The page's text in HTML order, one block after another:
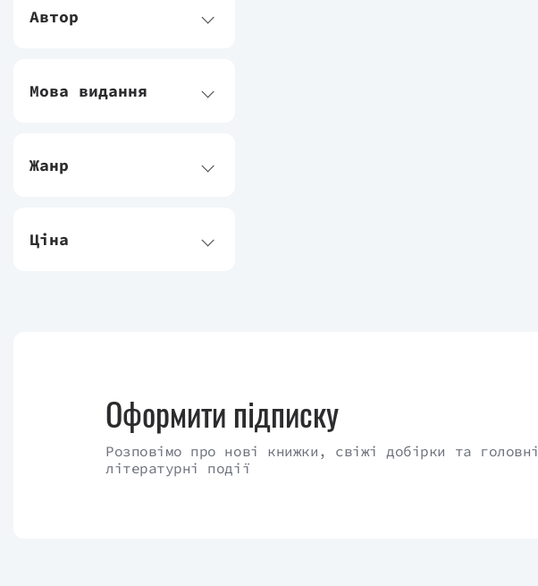
Автор
Мова видання
Жанр
Ціна
Оформити підписку
Розповімо про нові книжки, свіжі добірки та головні
літературні події